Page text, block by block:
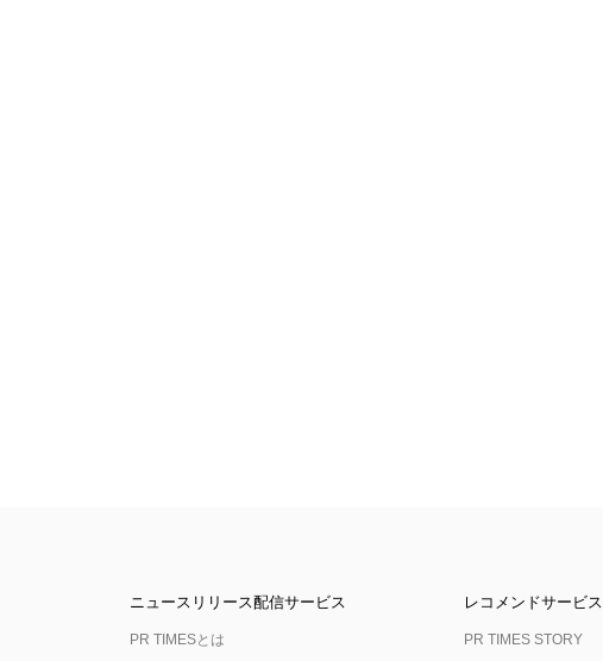
ニュースリリース配信サービス
PR TIMESとは
レコメンドサービス
PR TIMES STORY